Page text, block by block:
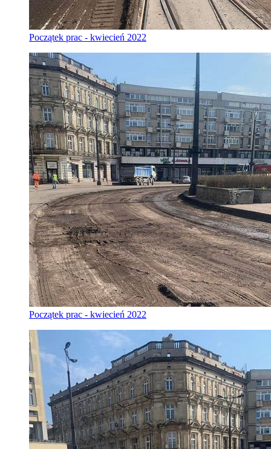
Początek prac - kwiecień 2022
Początek prac - kwiecień 2022